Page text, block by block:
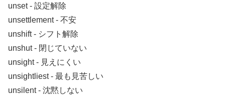
unset ‐ 設定解除
unsettlement ‐ 不安
unshift ‐ シフト解除
unshut ‐ 閉じていない
unsight ‐ 見えにくい
unsightliest ‐ 最も見苦しい
unsilent ‐ 沈黙しない